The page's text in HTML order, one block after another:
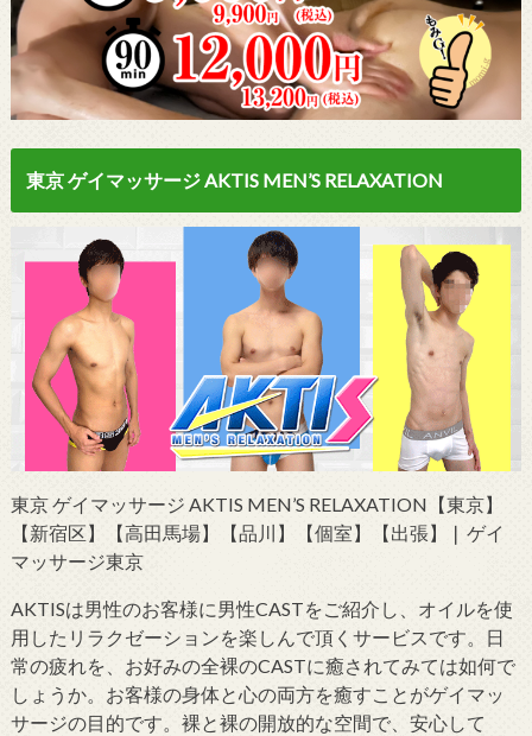
東京 ゲイマッサージ AKTIS MEN’S RELAXATION
東京 ゲイマッサージ AKTIS MEN’S RELAXATION【東京】
【新宿区】【高田馬場】【品川】【個室】【出張】❘ ゲイ
マッサージ東京
AKTISは男性のお客様に男性CASTをご紹介し、オイルを使
用したリラクゼーションを楽しんで頂くサービスです。日
常の疲れを、お好みの全裸のCASTに癒されてみては如何で
しょうか。お客様の身体と心の両方を癒すことがゲイマッ
サージの目的です。裸と裸の開放的な空間で、安心して